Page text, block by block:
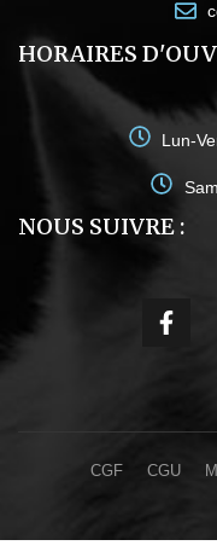
HORAIRES
Lun-
NOUS SUIVRE :
CGF CGU